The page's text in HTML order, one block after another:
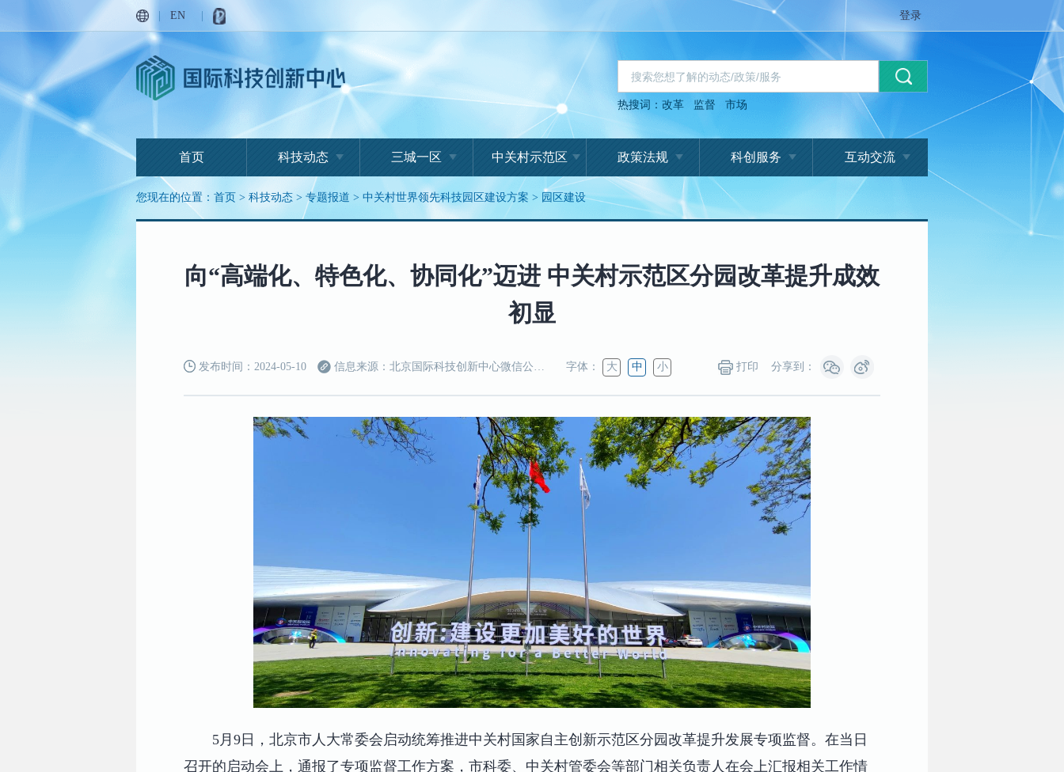
EN 登录
热搜词：改革 监督 市场
首页 科技动态 三城一区 中关村示范区 政策法规 科创服务 互动交流
您现在的位置： 首页 > 科技动态 > 专题报道 > 中关村世界领先科技园区建设方案 > 园区建设
向“高端化、特色化、协同化”迈进 中关村示范区分园改革提升成效
初显
发布时间：2024-05-10 信息来源：北京国际科技创新中心微信公众号 字体： 大 中 小 打印 分享到：
5月9日，北京市人大常委会启动统筹推进中关村国家自主创新示范区分园改革提升发展专项监督。在当日
召开的启动会上，通报了专项监督工作方案，市科委、中关村管委会等部门相关负责人在会上汇报相关工作情